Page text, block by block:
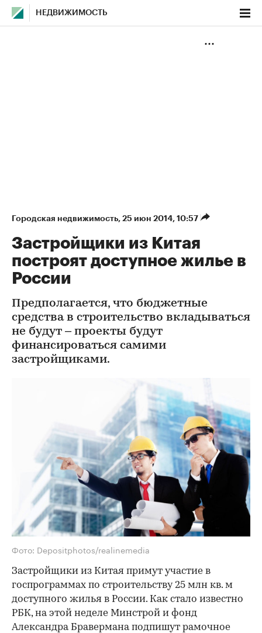
НЕДВИЖИМОСТЬ
Городская недвижимость⁠, 25 июн 2014, 10:57
Застройщики из Китая
построят доступное жилье в
России
Предполагается, что бюджетные
средства в строительство вкладываться
не будут – проекты будут
финансироваться самими
застройщиками.
Фото: Depositphotos/realinemedia
Застройщики из Китая примут участие в
госпрограммах по строительству 25 млн кв. м
доступного жилья в России. Как стало известно
РБК, на этой неделе Минстрой и фонд
Александра Бравермана подпишут рамочное